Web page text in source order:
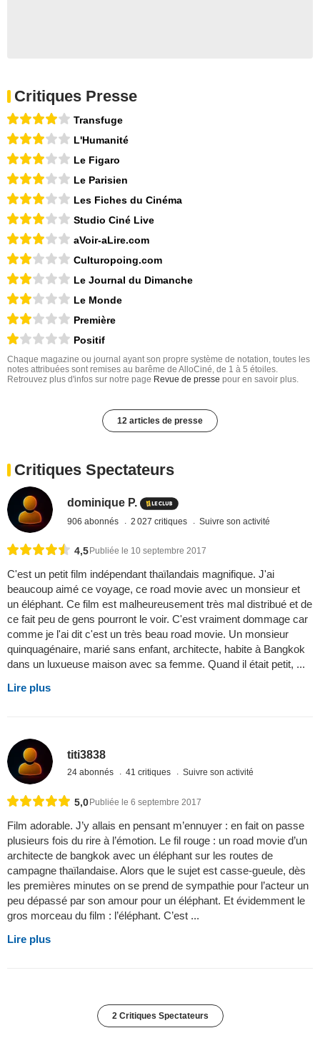
Critiques Presse
Transfuge
L'Humanité
Le Figaro
Le Parisien
Les Fiches du Cinéma
Studio Ciné Live
aVoir-aLire.com
Culturopoing.com
Le Journal du Dimanche
Le Monde
Première
Positif
Chaque magazine ou journal ayant son propre système de notation, toutes les
notes attribuées sont remises au barême de AlloCiné, de 1 à 5 étoiles.
Retrouvez plus d'infos sur notre page Revue de presse pour en savoir plus.
12 articles de presse
Critiques Spectateurs
dominique P.
906 abonnés 2 027 critiques Suivre son activité
4,5Publiée le 10 septembre 2017
C'est un petit film indépendant thaïlandais magnifique. J'ai
beaucoup aimé ce voyage, ce road movie avec un monsieur et
un éléphant. Ce film est malheureusement très mal distribué et de
ce fait peu de gens pourront le voir. C'est vraiment dommage car
comme je l'ai dit c'est un très beau road movie. Un monsieur
quinquagénaire, marié sans enfant, architecte, habite à Bangkok
dans un luxueuse maison avec sa femme. Quand il était petit, ...
Lire plus
titi3838
24 abonnés 41 critiques Suivre son activité
5,0 Publiée le 6 septembre 2017
Film adorable. J’y allais en pensant m’ennuyer : en fait on passe
plusieurs fois du rire à l’émotion. Le fil rouge : un road movie d’un
architecte de bangkok avec un éléphant sur les routes de
campagne thaïlandaise. Alors que le sujet est casse-gueule, dès
les premières minutes on se prend de sympathie pour l’acteur un
peu dépassé par son amour pour un éléphant. Et évidemment le
gros morceau du film : l’éléphant. C’est ...
Lire plus
2 Critiques Spectateurs